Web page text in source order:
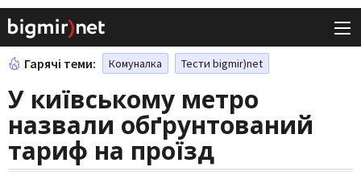
Гарячі теми: Комуналка Тести bigmir)net
У київському метро
назвали обґрунтований
тариф на проїзд